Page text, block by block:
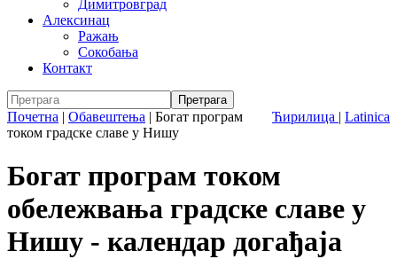
Димитровград
Алексинац
Ражањ
Сокобања
Контакт
Ћирилица | Latinica
Почетна | Обавештења | Богат програм
током градске славе у Нишу
Богат програм током
обележвања градске славе у
Нишу - календар догађаја